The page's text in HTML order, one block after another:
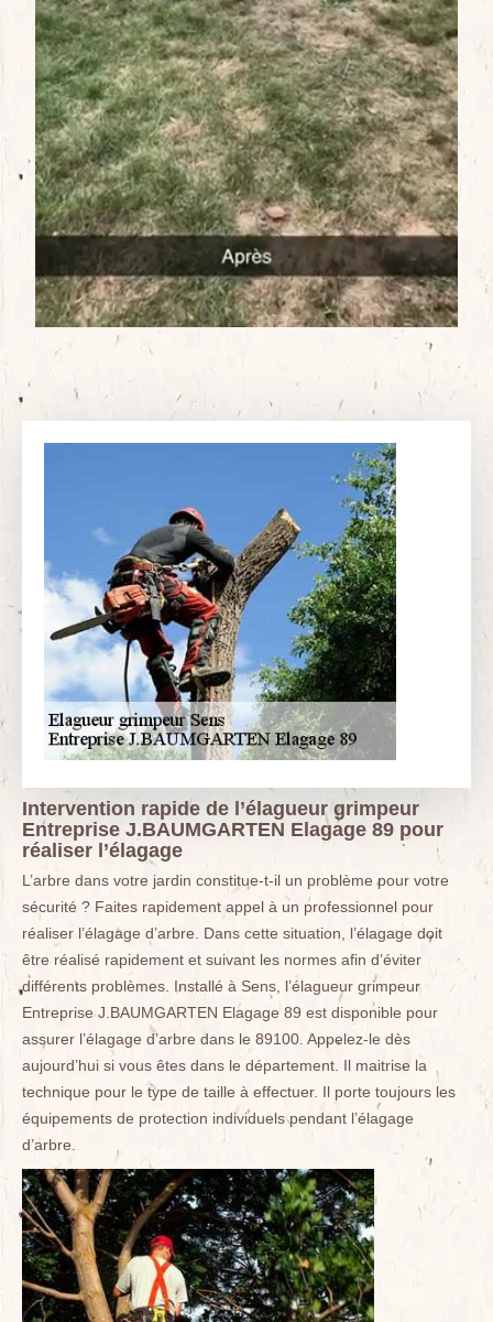
Intervention rapide de l’élagueur grimpeur
Entreprise J.BAUMGARTEN Elagage 89 pour
réaliser l’élagage
L’arbre dans votre jardin constitue-t-il un problème pour votre
sécurité ? Faites rapidement appel à un professionnel pour
réaliser l’élagage d’arbre. Dans cette situation, l’élagage doit
être réalisé rapidement et suivant les normes afin d’éviter
différents problèmes. Installé à Sens, l’élagueur grimpeur
Entreprise J.BAUMGARTEN Elagage 89 est disponible pour
assurer l’élagage d’arbre dans le 89100. Appelez-le dès
aujourd’hui si vous êtes dans le département. Il maitrise la
technique pour le type de taille à effectuer. Il porte toujours les
équipements de protection individuels pendant l’élagage
d’arbre.